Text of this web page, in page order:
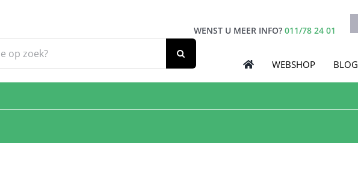
WENST U MEER INFO? 011/78 24 01
WEBSHOP BLOG